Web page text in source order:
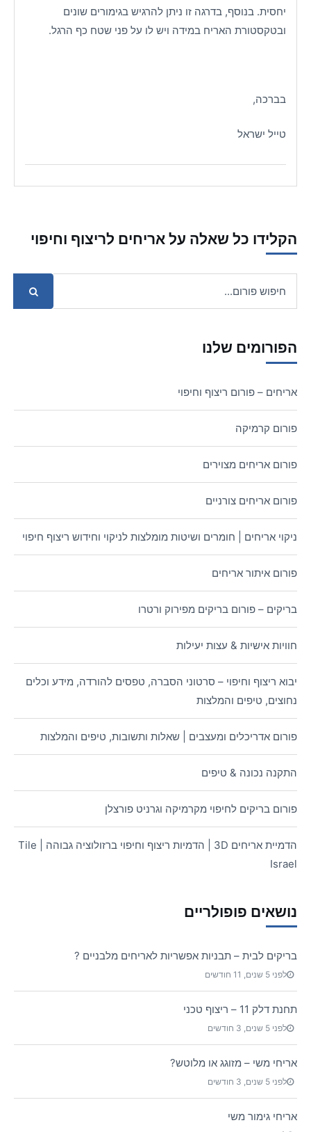
יחסית. בנוסף, בדרגה זו ניתן להרגיש בגימורים שונים
ובטקסטורת האריח במידה ויש לו על פני שטח כף הרגל.
בברכה,
טייל ישראל
הקלידו כל שאלה על אריחים לריצוף וחיפוי
הפורומים שלנו
אריחים – פורום ריצוף וחיפוי
פורום קרמיקה
פורום אריחים מצוירים
פורום אריחים צורניים
ניקוי אריחים | חומרים ושיטות מומלצות לניקוי וחידוש ריצוף חיפוי
פורום איתור אריחים
בריקים – פורום בריקים מפירוק ורטרו
חוויות אישיות & עצות יעילות
יבוא ריצוף וחיפוי – סרטוני הסברה, טפסים להורדה, מידע וכלים
נחוצים, טיפים והמלצות
פורום אדריכלים ומעצבים | שאלות ותשובות, טיפים והמלצות
התקנה נכונה & טיפים
פורום בריקים לחיפוי מקרמיקה וגרניט פורצלן
הדמיית אריחים 3D | הדמיות ריצוף וחיפוי ברזולוציה גבוהה | Tile
Israel
נושאים פופולריים
בריקים לבית – תבניות אפשריות לאריחים מלבניים ?
לפני 5 שנים, 11 חודשים
תחנת דלק 11 – ריצוף טכני
לפני 5 שנים, 3 חודשים
אריחי משי – מזוגג או מלוטש?
לפני 5 שנים, 3 חודשים
אריחי גימור משי